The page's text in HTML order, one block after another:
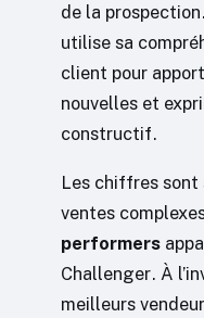
de la
utilise sa
client pour
nouvelles et
constructif.
Les chiffres sont
ventes
performers
Challenger. À
meilleurs